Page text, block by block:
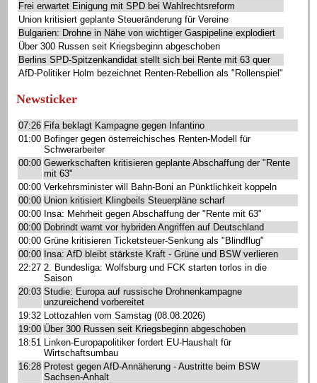
Frei erwartet Einigung mit SPD bei Wahlrechtsreform
Union kritisiert geplante Steueränderung für Vereine
Bulgarien: Drohne in Nähe von wichtiger Gaspipeline explodiert
Über 300 Russen seit Kriegsbeginn abgeschoben
Berlins SPD-Spitzenkandidat stellt sich bei Rente mit 63 quer
AfD-Politiker Holm bezeichnet Renten-Rebellion als "Rollenspiel"
Newsticker
07:26 Fifa beklagt Kampagne gegen Infantino
01:00 Bofinger gegen österreichisches Renten-Modell für
Schwerarbeiter
00:00 Gewerkschaften kritisieren geplante Abschaffung der "Rente
mit 63"
00:00 Verkehrsminister will Bahn-Boni an Pünktlichkeit koppeln
00:00 Union kritisiert Klingbeils Steuerpläne scharf
00:00 Insa: Mehrheit gegen Abschaffung der "Rente mit 63"
00:00 Dobrindt warnt vor hybriden Angriffen auf Deutschland
00:00 Grüne kritisieren Ticketsteuer-Senkung als "Blindflug"
00:00 Insa: AfD bleibt stärkste Kraft - Grüne und BSW verlieren
22:27 2. Bundesliga: Wolfsburg und FCK starten torlos in die
Saison
20:03 Studie: Europa auf russische Drohnenkampagne
unzureichend vorbereitet
19:32 Lottozahlen vom Samstag (08.08.2026)
19:00 Über 300 Russen seit Kriegsbeginn abgeschoben
18:51 Linken-Europapolitiker fordert EU-Haushalt für
Wirtschaftsumbau
16:28 Protest gegen AfD-Annäherung - Austritte beim BSW
Sachsen-Anhalt